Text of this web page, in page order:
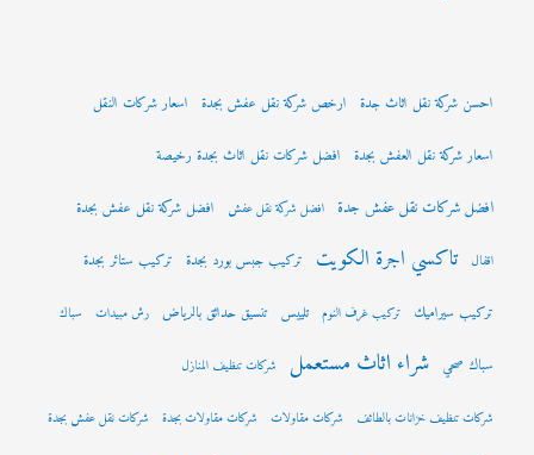
احسن شركة نقل اثاث جدة ارخص شركة نقل عفش بجدة اسعار شركات النقل
اسعار شركة نقل العفش بجدة افضل شركات نقل اثاث بجدة رخيصة
افضل شركات نقل عفش جدة افضل شركة نقل عفش افضل شركة نقل عفش بجدة
اقفال تاكسي اجرة الكويت تركيب جبس بورد بجدة تركيب ستائر بجدة
تركيب سيراميك تركيب غرف النوم تلييس تنسيق حدائق بالرياض رش مبيدات سباك
سباك صحي شراء اثاث مستعمل شركات تنظيف المنازل
شركات تنظيف خزانات بالطائف شركات مقاولات شركات مقاولات بجدة شركات نقل عفش بجدة